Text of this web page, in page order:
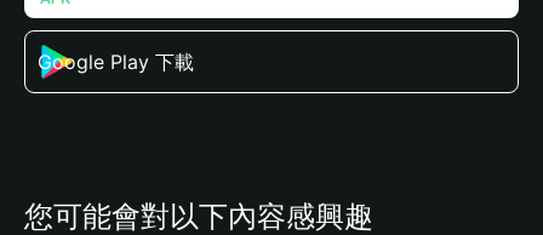
Google Play 下載
您可能會對以下內容感興趣